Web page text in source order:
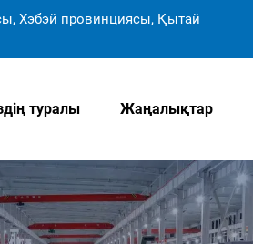
Хэбэй провинциясы, Қытай
туралы Жаңалықтар